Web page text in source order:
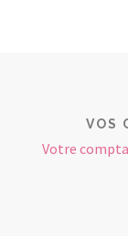
VOS
Votre